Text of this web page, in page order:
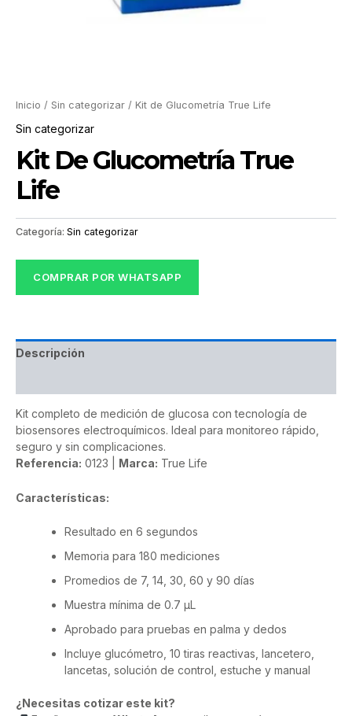
Inicio / Sin categorizar / Kit de Glucometría True Life
Sin categorizar
Kit De Glucometría True
Life
Categoría: Sin categorizar
COMPRAR POR WHATSAPP
Descripción
Kit completo de medición de glucosa con tecnología de
biosensores electroquímicos. Ideal para monitoreo rápido,
seguro y sin complicaciones.
Referencia: 0123 | Marca: True Life
Características:
Resultado en 6 segundos
Memoria para 180 mediciones
Promedios de 7, 14, 30, 60 y 90 días
Muestra mínima de 0.7 µL
Aprobado para pruebas en palma y dedos
Incluye glucómetro, 10 tiras reactivas, lancetero,
lancetas, solución de control, estuche y manual
¿Necesitas cotizar este kit?